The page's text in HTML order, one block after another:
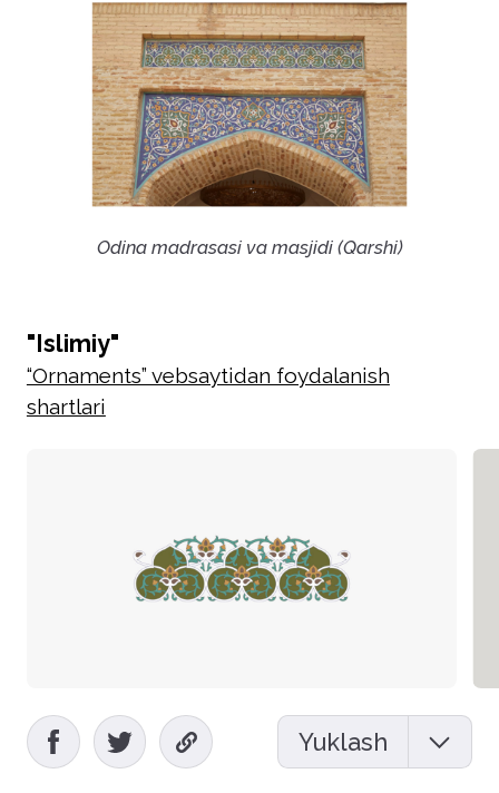
Odina madrasasi va masjidi (Qarshi)
"Islimiy"
“Ornaments” vebsaytidan foydalanish
shartlari
Yuklash